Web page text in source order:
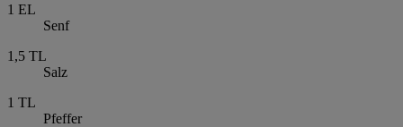
1 EL
Senf
1,5 TL
Salz
1 TL
Pfeffer